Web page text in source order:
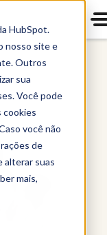
HubSpot.
nosso site e
Outros
sua
Você pode
cookies
você não
de
alterar suas
mais,